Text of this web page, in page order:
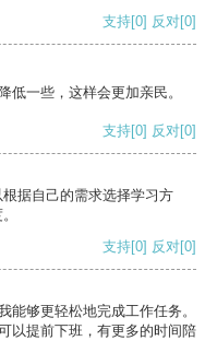
支持[0] 反对[0]
低一些，这样会更加亲民。
支持[0] 反对[0]
据自己的需求选择学习方
支持[0] 反对[0]
能够更轻松地完成工作任务。
以提前下班，有更多的时间陪